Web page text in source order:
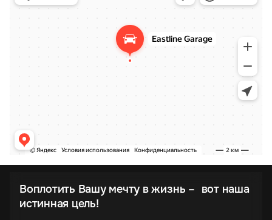
Воплотить Вашу мечту в жизнь – вот наша
истинная цель!